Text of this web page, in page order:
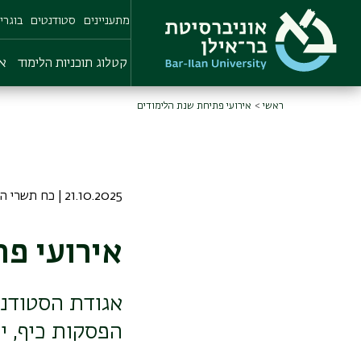
main
content
מתעניינים סטודנטים
קטלוג תוכניות הלימוד
ראשי אירועי פתיחת שנת הלימודים
21.10.2025 | כח תשרי התשפו
אירועי
הפסקות כיף,